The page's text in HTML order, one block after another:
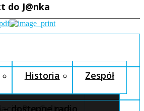
Historia Zespół
Pro Cultura
– dostępne radio
do J@nka